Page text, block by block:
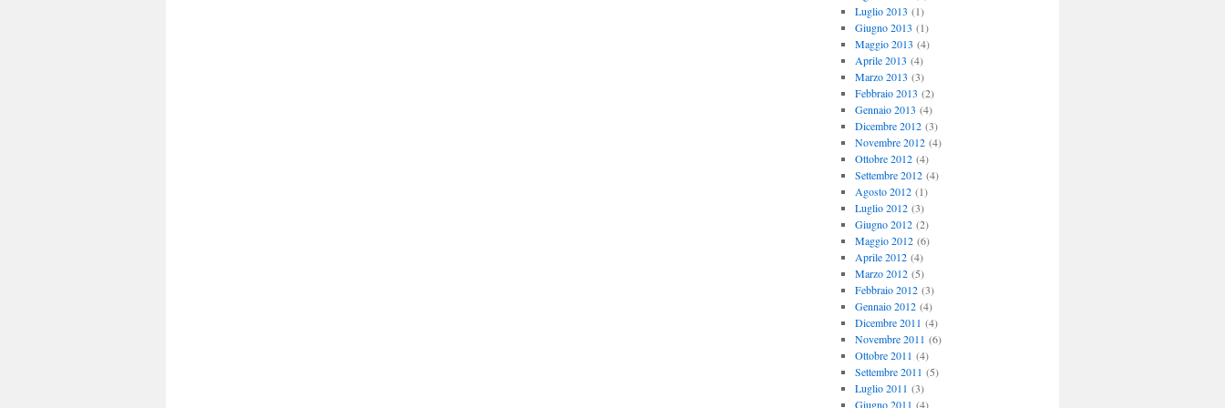
Luglio 2013 (1)
Giugno 2013 (1)
Maggio 2013 (4)
Aprile 2013 (4)
Marzo 2013 (3)
Febbraio 2013 (2)
Gennaio 2013 (4)
Dicembre 2012(3)
Novembre 2012(4)
Ottobre 2012(4)
Settembre 2012(4)
Agosto 2012(1)
Luglio 2012(3)
Giugno 2012(2)
Maggio 2012(6)
Aprile 2012(4)
Marzo 2012(5)
Febbraio 2012(3)
Gennaio 2012(4)
Dicembre 2011 (4)
Novembre 2011 (6)
Ottobre 2011 (4)
Settembre 2011 (5)
Luglio 2011 (3)
Giugno 2011 (4)